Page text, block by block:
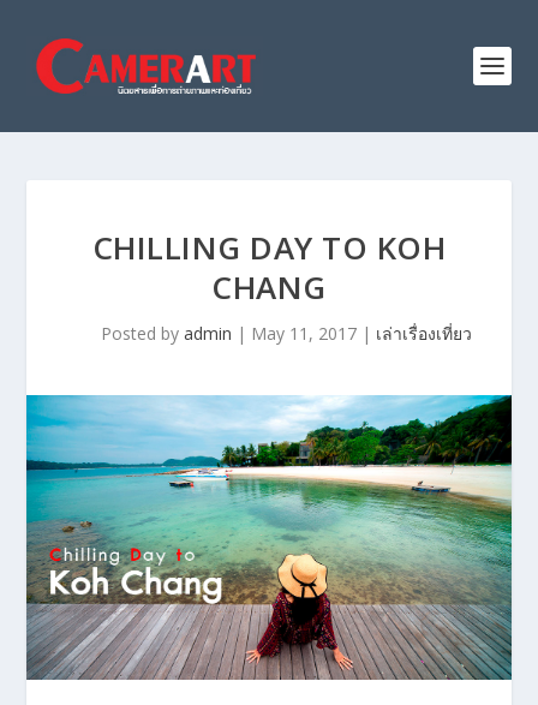
CHILLING DAY TO KOH
CHANG
Posted by admin | May 11, 2017| เล่าเรื่องเที่ยว